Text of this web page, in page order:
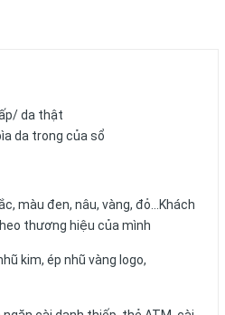
da thật
da trong của sổ
màu đen, nâu, vàng, đỏ...Khách
thương hiệu của mình
kim, ép nhũ vàng logo,